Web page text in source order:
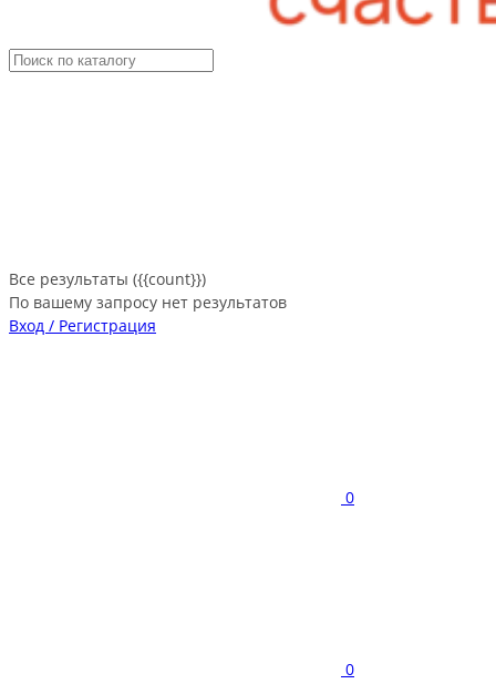
Все результаты ({{count}})
По вашему запросу нет результатов
Вход / Регистрация
0
0